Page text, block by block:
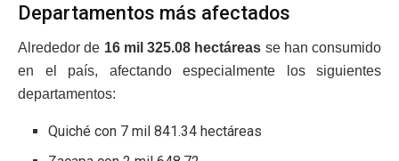
Departamentos más afectados
Alrededor de 16 mil 325.08 hectáreas se han consumido
en el país, afectando especialmente los siguientes
departamentos:
Quiché con 7 mil 841.34 hectáreas